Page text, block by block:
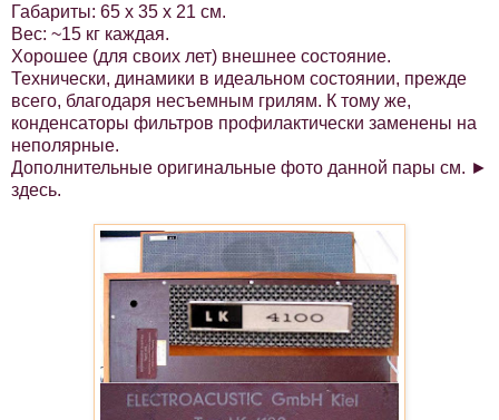
Габариты: 65 х 35 х 21 см.
Вес: ~15 кг каждая.
Хорошее (для своих лет) внешнее состояние.
Технически, динамики в идеальном состоянии, прежде
всего, благодаря несъемным грилям. К тому же,
конденсаторы фильтров профилактически заменены на
неполярные.
Дополнительные оригинальные фото данной пары см. ►
здесь.